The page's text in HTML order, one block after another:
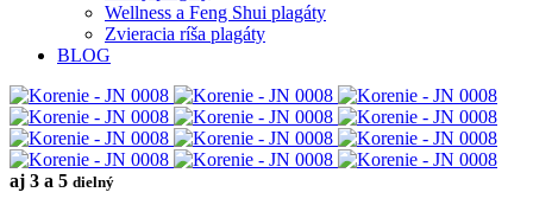
Wellness a Feng Shui plagáty
Zvieracia ríša plagáty
BLOG
aj 3 a 5 dielný